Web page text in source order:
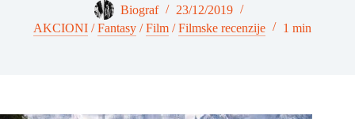
Biograf
23/12/2019
AKCIONI/Fantasy/Film/Filmske recenzije 1 min